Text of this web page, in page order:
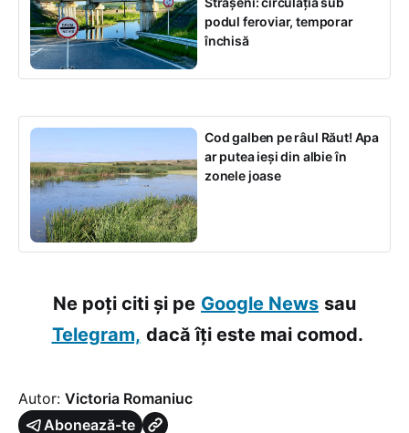
podul feroviar, temporar
închisă
Cod galben pe râul Răut! Apa
ar putea ieși din albie în
zonele joase
Ne poți citi și pe Google News sau
Telegram, dacă îți este mai comod.
Autor: Victoria Romaniuc
Abonează-te